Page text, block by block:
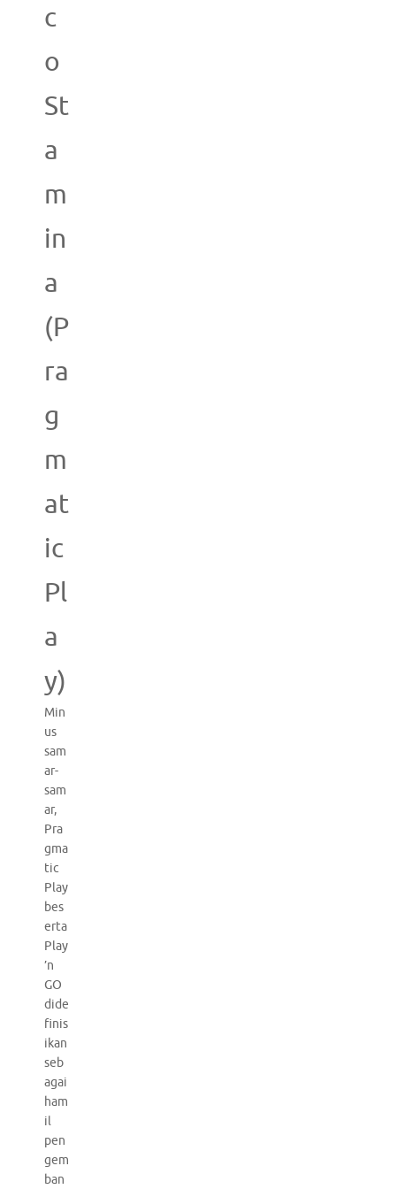
c
o
St
a
m
in
a
(P
ra
g
m
at
ic
Pl
a
y)
Min
us
sam
ar-
sam
ar,
Pra
gma
tic
Play
bes
erta
Play
’n
GO
dide
finis
ikan
seb
agai
ham
il
pen
gem
ban